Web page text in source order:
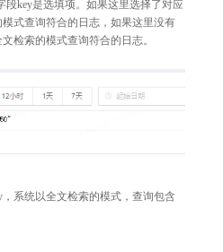
段key是选填项。如果这里选择了对应
式查询符合的日志，如果这里没有
检索的模式查询符合的日志。
系统以全文检索的模式，查询包含